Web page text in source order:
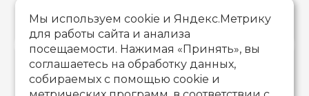
Мы используем cookie и Яндекс.Метрику
для работы сайта и анализа
посещаемости. Нажимая «Принять», вы
соглашаетесь на обработку данных,
собираемых с помощью cookie и